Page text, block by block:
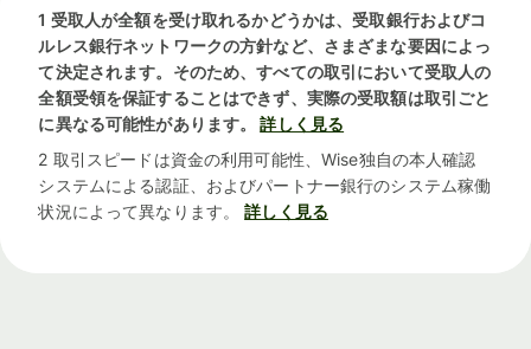
1 受取人が全額を受け取れるかどうかは、受取銀行およびコ
ルレス銀行ネットワークの方針など、さまざまな要因によっ
て決定されます。そのため、すべての取引において受取人の
全額受領を保証することはできず、実際の受取額は取引ごと
に異なる可能性があります。
詳しく見る
2 取引スピードは資金の利用可能性、Wise独自の本人確認
システムによる認証、およびパートナー銀行のシステム稼働
状況によって異なります。
詳しく見る